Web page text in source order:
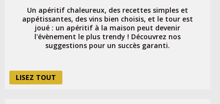
Un apéritif chaleureux, des recettes simples et
appétissantes, des vins bien choisis, et le tour est
joué : un apéritif à la maison peut devenir
l'évènement le plus trendy ! Découvrez nos
suggestions pour un succès garanti.
LISEZ TOUT